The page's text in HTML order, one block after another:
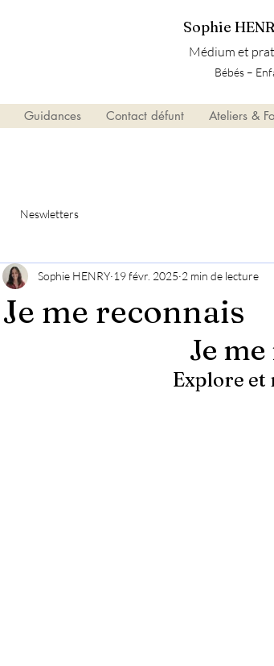
Sophie
Médium et
Bébés –
Guidances Contact défunt Ateliers &
Neswletters
Je me reconnais
Sophie HENRY 19 févr. 2025 2 min de lecture
Je
Explore et